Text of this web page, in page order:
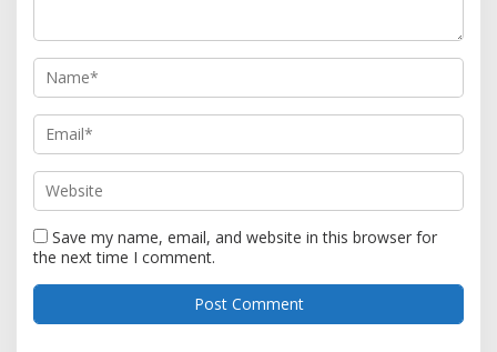
Save my name, email, and website in this browser for
the next time I comment.